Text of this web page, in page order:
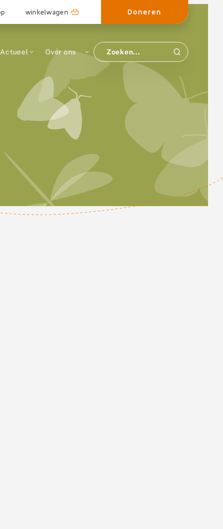
winkelwagen Doneren
Actueel Over ons